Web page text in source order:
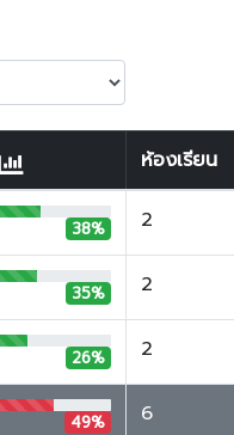
ห้องเรียน
38% 2
35% 2
26% 2
49% 6